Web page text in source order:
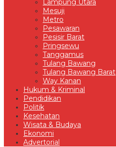
Lampung Utara
Mesuji
Metro
Pesawaran
Pesisir Barat
Pringsewu
Tanggamus
Tulang Bawang
Tulang Bawang Barat
Way Kanan
Hukum & Kriminal
Pendidikan
Politik
Kesehatan
Wisata & Budaya
Ekonomi
Advertorial